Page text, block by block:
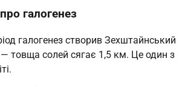
галогенез
галогенез створив Зехштайнський
— товща солей сягає 1,5 км. Це один з